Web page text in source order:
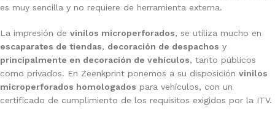
es muy sencilla y no requiere de herramienta externa.
La impresión de vinilos microperforados, se utiliza mucho en
escaparates de tiendas, decoración de despachos y
principalmente en decoración de vehículos, tanto públicos
como privados. En Zeenkprint ponemos a su disposición vinilos
microperforados homologados para vehículos, con un
certificado de cumplimiento de los requisitos exigidos por la ITV.